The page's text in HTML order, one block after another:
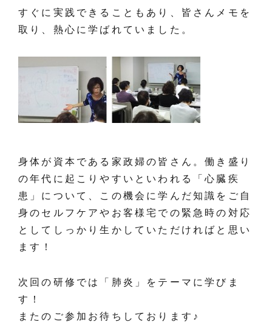
すぐに実践できることもあり、皆さんメモを
取り、熱心に学ばれていました。
身体が資本である家政婦の皆さん。働き盛り
の年代に起こりやすいといわれる「心臓疾
患」について、この機会に学んだ知識をご自
身のセルフケアやお客様宅での緊急時の対応
としてしっかり生かしていただければと思い
ます！
次回の研修では「肺炎」をテーマに学びま
す！
またのご参加お待ちしております♪